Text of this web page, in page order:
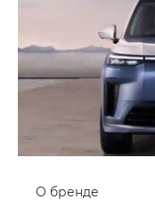
О бренде